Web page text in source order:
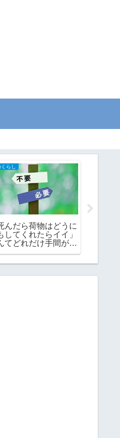
らし
んだら荷物はどうに
してくれたらイイ」
てどれだけ手間がか